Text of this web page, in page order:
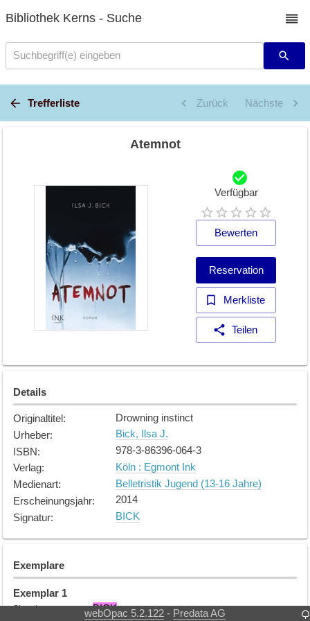
Bibliothek Kerns - Suche
Suchbegriff(e) eingeben
Trefferliste Zurück Nächste
Atemnot
Verfügbar
Bewerten
Reservation
Merkliste
Teilen
Details
Originaltitel:
Drowning instinct
Urheber:
Bick, Ilsa J.
ISBN:
978-3-86396-064-3
Verlag:
Köln : Egmont Ink
Medienart:
Belletristik Jugend (13-16 Jahre)
Erscheinungsjahr:
2014
Signatur: BICK
Exemplare
Exemplar 1
Signatur: BICK
webOpac 5.2.122 - Predata AG